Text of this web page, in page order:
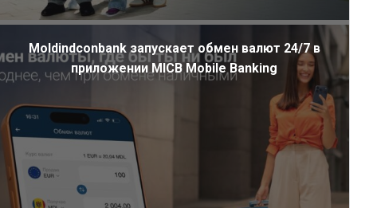
Moldindconbank запускает обмен валют 24/7 в
приложении MICB Mobile Banking